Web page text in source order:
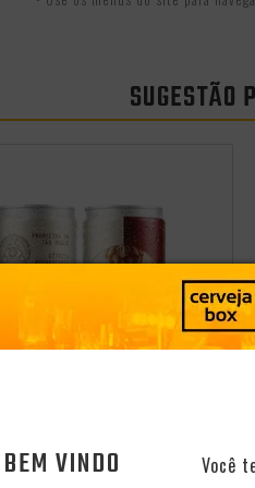
SUGESTÃO
BEM VINDO Você